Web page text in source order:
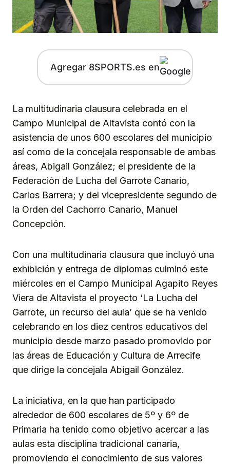
Agregar 8SPORTS.es en
La multitudinaria clausura celebrada en el
Campo Municipal de Altavista contó con la
asistencia de unos 600 escolares del municipio
así como de la concejala responsable de ambas
áreas, Abigail González; el presidente de la
Federación de Lucha del Garrote Canario,
Carlos Barrera; y del vicepresidente segundo de
la Orden del Cachorro Canario, Manuel
Concepción.
Con una multitudinaria clausura que incluyó una
exhibición y entrega de diplomas culminó este
miércoles en el Campo Municipal Agapito Reyes
Viera de Altavista el proyecto ‘La Lucha del
Garrote, un recurso del aula’ que se ha venido
celebrando en los diez centros educativos del
municipio desde marzo pasado promovido por
las áreas de Educación y Cultura de Arrecife
que dirige la concejala Abigail González.
La iniciativa, en la que han participado
alrededor de 600 escolares de 5º y 6º de
Primaria ha tenido como objetivo acercar a las
aulas esta disciplina tradicional canaria,
promoviendo el conocimiento de sus valores